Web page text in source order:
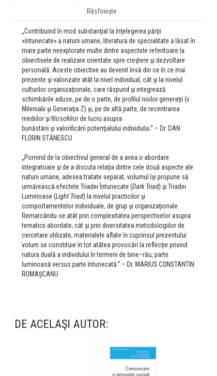
Răsfoiește
„Contribuind în mod substanţial la înţelegerea părţii
«întunecate» a naturii umane, literatura de specialitate a lăsat în
mare parte neexplorate multe dintre aspectele referitoare la
obiectivele de realizare orientate spre creştere şi dezvoltare
personală. Aceste obiective au devenit însă din ce în ce mai
prezente şi valorizate atât la nivel individual, cât şi la nivelul
culturilor organizaţionale, care răspund şi integrează
schimbările aduse, pe de o parte, de profilul noilor generaţii (v.
Milenialii şi Generaţia Z) şi, pe de altă parte, de recentrarea
mediilor şi filosofiilor de lucru asupra
bunăstării şi valorificării potenţialului individului.” – Dr. DAN
FLORIN STĂNESCU
„Pornind de la obiectivul general de a avea o abordare
integratoare şi de a discuta relaţia dintre cele două aspecte ale
naturii umane, adesea tratate separat, volumul îşi propune să
urmărească efectele Triadei Întunecate (Dark Triad) şi Triadei
Luminoase (Light Triad) la nivelul practicilor şi
comportamentelor individuale, de grup şi organizaţionale.
Remarcându-se atât prin complexitatea perspectivelor asupra
tematicii abordate, cât şi prin diversitatea metodologiilor de
cercetare utilizate, materialele aflate în cuprinsul prezentului
volum se constituie în tot atâtea provocări la reflecţie privind
natura duală a individului în termeni de bine–rău, parte
luminoasă versus parte întunecată.” – Dr. MARIUS CONSTANTIN
ROMAŞCANU
DE ACELAŞI AUTOR: